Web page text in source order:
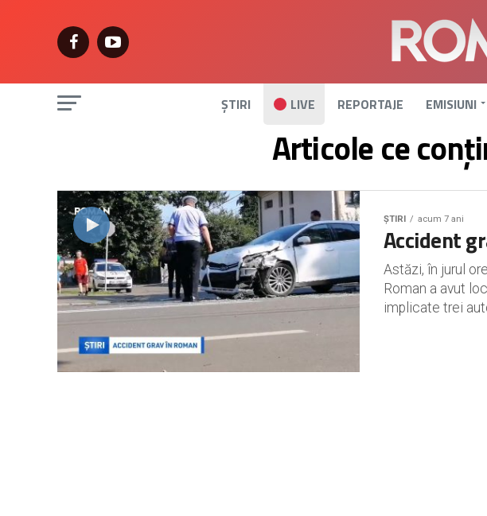
ȘTIRI LIVE REPORTAJE EMISIUNI
Articole ce
ȘTIRI acum 7 ani
Accident
Astăzi, în jurul
Roman a avut
implicate trei